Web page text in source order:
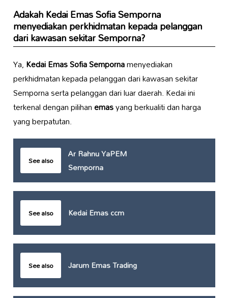
AdakahKedai Emas Sofia Semporna
menyediakan perkhidmatan kepada pelanggan
dari kawasan sekitar Semporna?
Ya,Kedai Emas Sofia Sempornamenyediakan
perkhidmatan kepada pelanggan dari kawasan sekitar
Semporna serta pelanggan dari luar daerah. Kedai ini
terkenal dengan pilihanemasyang berkualiti dan harga
yang berpatutan.
See also
Ar Rahnu YaPEM
Semporna
See also Kedai Emas ccm
See also Jarum Emas Trading